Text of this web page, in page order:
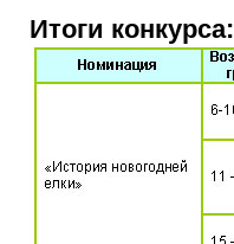
Итоги конкурса: